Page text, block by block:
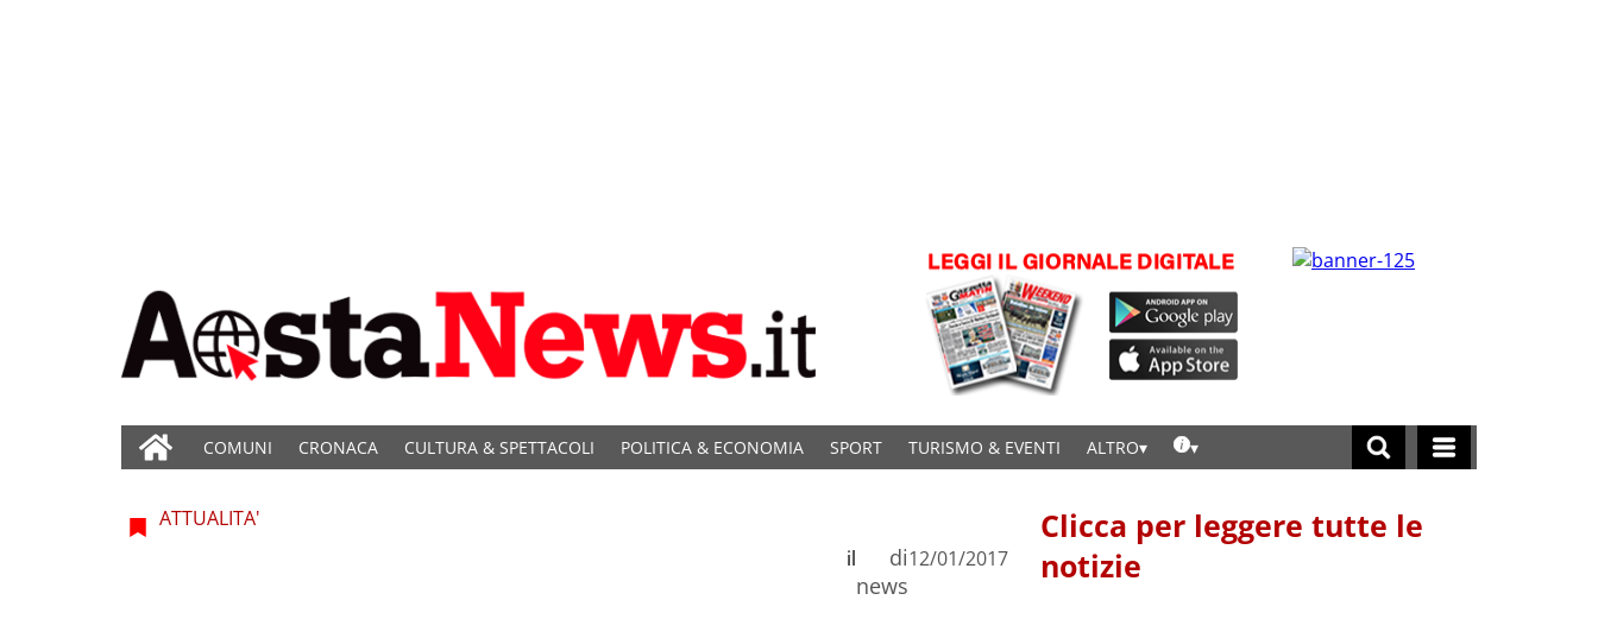
COMUNI CRONACA CULTURA & SPETTACOLI POLITICA & ECONOMIA SPORT TURISMO & EVENTI ALTRO
ATTUALITA'
di
news
il 12/01/2017
Clicca per leggere tutte le
notizie